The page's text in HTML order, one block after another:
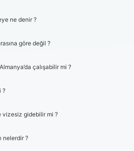
ne denir ?
göre değil ?
çalışabilir mi ?
?
vizesiz gidebilir mi ?
nelerdir ?